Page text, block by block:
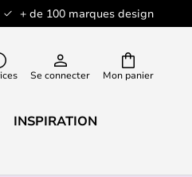
+ de 100 marques design
Mon panier
Se connecter
INSPIRATION